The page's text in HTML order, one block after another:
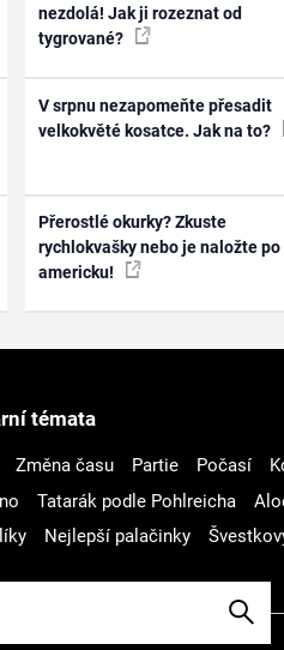
nezdolá! Jak ji rozeznat od
tygrované?
V srpnu nezapomeňte přesadit
velkokvěté kosatce. Jak na to?
Přerostlé okurky? Zkuste
rychlokvašky nebo je naložte po
americku!
témata
Změna času Partie Počasí
Tatarák podle Pohlreicha
Nejlepší palačinky